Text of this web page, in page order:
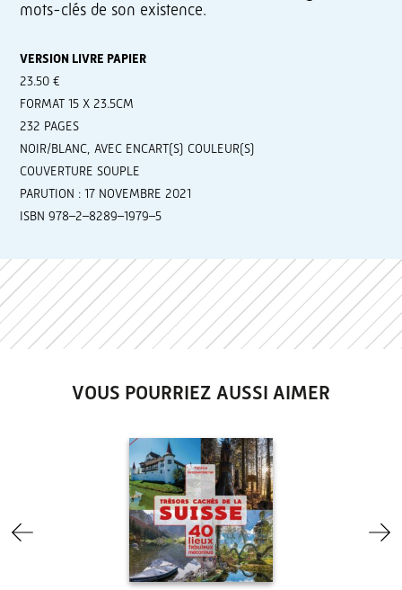
mots-clés de son existence.
VERSION LIVRE PAPIER
23.50 €
FORMAT 15 X 23.5CM
232 PAGES
NOIR/BLANC, AVEC ENCART(S) COULEUR(S)
COUVERTURE SOUPLE
PARUTION : 17 NOVEMBRE 2021
ISBN 978–2–8289–1979–5
VOUS POURRIEZ AUSSI AIMER